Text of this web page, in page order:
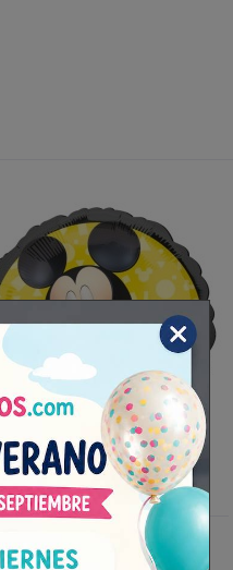
Mickey Pulgar 18"-45cm
1 unidad